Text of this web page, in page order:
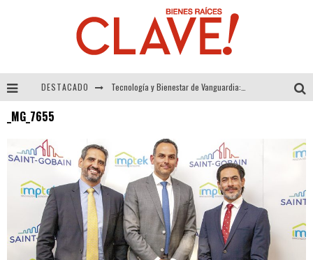
DESTACADO
El Despertar de la Calidez: Acabados Dorados de FV para Elevar tu Espacio
_MG_7655